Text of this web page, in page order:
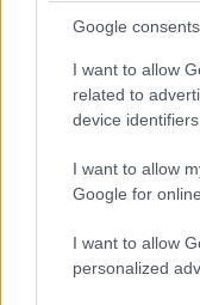
Google consents
I want to allow
related to
device identifiers
I want to allow
Google for
I want to allow
personalized
Ογκολόγοι
περνούν
βγάλετε από την